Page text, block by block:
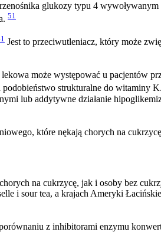
glukozy typu 4 wywoływanym
51
Jest to przeciwutleniacz, który może
może występować u pacjentów
strukturalne do witaminy K.
lub addytywne działanie
które nękają chorych na
na cukrzycę, jak i osoby bez
i sour tea, a krajach Ameryki
z inhibitorami enzymu